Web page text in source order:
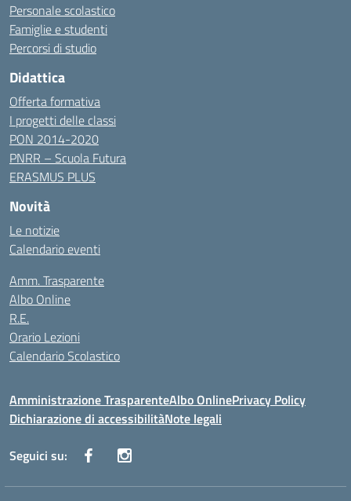
Personale scolastico
Famiglie e studenti
Percorsi di studio
Didattica
Offerta formativa
I progetti delle classi
PON 2014-2020
PNRR – Scuola Futura
ERASMUS PLUS
Novità
Le notizie
Calendario eventi
Amm. Trasparente
Albo Online
R.E.
Orario Lezioni
Calendario Scolastico
Amministrazione TrasparenteAlbo OnlinePrivacy Policy
Dichiarazione di accessibilitàNote legali
Seguici su: